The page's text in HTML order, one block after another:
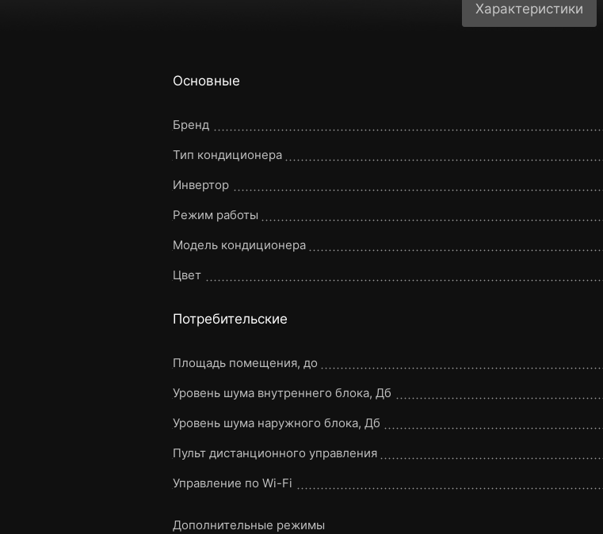
Характеристики
Основные
Бренд
Тип кондиционера
Инвертор
Режим работы
Модель кондиционера
Цвет
Потребительские
Площадь помещения, до
Уровень шума внутреннего блока, Дб
Уровень шума наружного блока, Дб
Пульт дистанционного управления
Управление по Wi-Fi
Дополнительные режимы